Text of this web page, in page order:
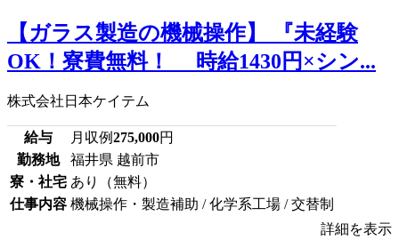
【ガラス製造の機械操作】 『未経験
OK！寮費無料！ 時給1430円×シン...
株式会社日本ケイテム
給与 月収例275,000円
勤務地
福井県 越前市
寮・社宅 あり（無料）
仕事内容 機械操作・製造補助 / 化学系工場 / 交替制
詳細を表示